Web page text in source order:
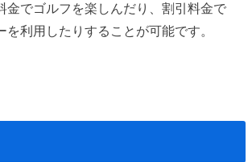
金でゴルフを楽しんだり、割引料金で
を利用したりすることが可能です。